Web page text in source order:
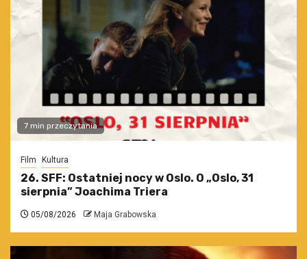
7 min przeczytania
Film Kultura
26. SFF: Ostatniej nocy w Oslo. O „Oslo, 31
sierpnia” Joachima Triera
05/08/2026 Maja Grabowska